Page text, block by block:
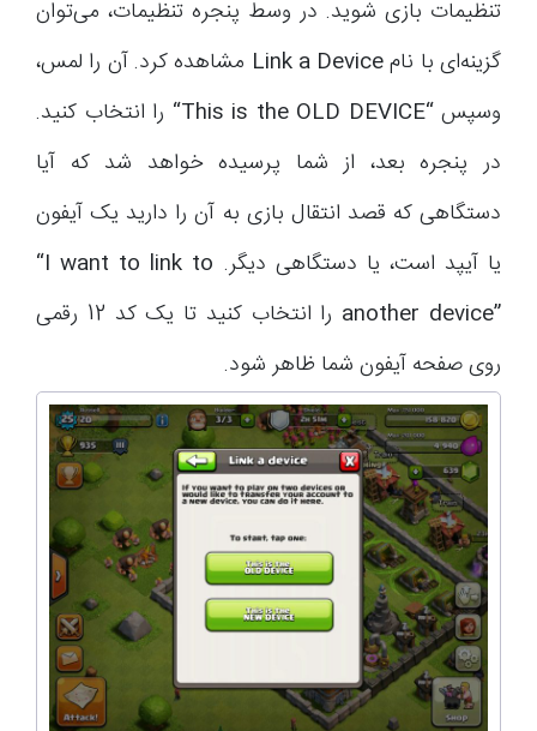
تنظیمات بازی شوید. در وسط پنجره تنظیمات، می‌توان
گزینه­‌ای با نامLink a Device مشاهده کرد. آن را لمس،
وسپس“
This is the OLD DEVICE
“ را انتخاب کنید.
در پنجره بعد، از شما پرسیده خواهد شد که آیا
دستگاهی که قصد انتقال بازی به آن را دارید یک آیفون
یا آیپد است، یا دستگاهی دیگر. “I want to link to
another device” را انتخاب کنید تا یک کد 12 رقمی
روی صفحه آیفون شما ظاهر شود.